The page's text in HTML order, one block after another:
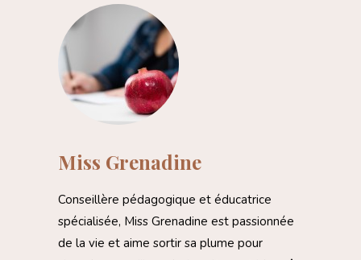
Miss Grenadine
Conseillère pédagogique et éducatrice
spécialisée, Miss Grenadine est passionnée
de la vie et aime sortir sa plume pour